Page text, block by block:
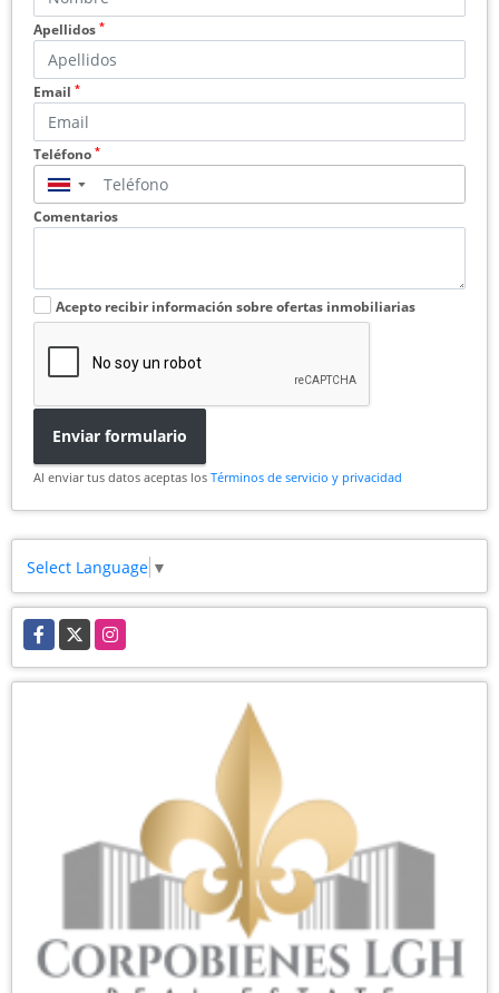
Apellidos *
Email *
Teléfono *
▼
Comentarios
Acepto recibir información sobre ofertas inmobiliarias
Enviar formulario
Al enviar tus datos aceptas los Términos de servicio y privacidad
Select Language ▼
Facebook
X Instagram